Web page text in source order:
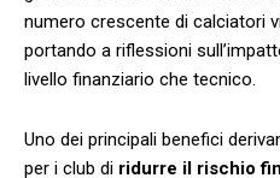
numero crescente ⁤di ‌calciatori
portando a riflessioni
livello ⁢finanziario che tecnico.
Uno dei‌ principali⁣ benefici
⁢per i club di ridurre il rischio